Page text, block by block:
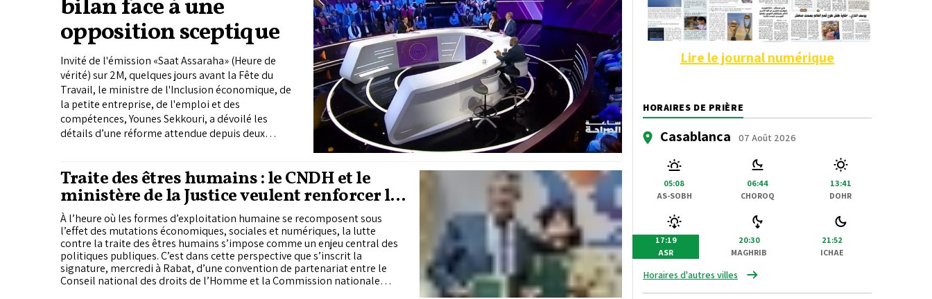
bilan face à une
opposition sceptique
Invité de l'émission «Saat Assaraha» (Heure de
vérité) sur 2M, quelques jours avant la Fête du
Travail, le ministre de l'Inclusion économique, de
la petite entreprise, de l'emploi et des
compétences, Younes Sekkouri, a dévoilé les
détails d’une réforme attendue depuis deux
avec l'opposition sur la crédibilité des chiffres de
l'emploi. Une sortie à forte résonance pré-
Traite des êtres humains : le CNDH et le
ministère de la Justice veulent renforcer la
protection des victimes
À l’heure où les formes d’exploitation humaine se recomposent sous
l’effet des mutations économiques, sociales et numériques, la lutte
contre la traite des êtres humains s’impose comme un enjeu central des
politiques publiques. C’est dans cette perspective que s’inscrit la
signature, mercredi à Rabat, d’une convention de partenariat entre le
Conseil national des droits de l’Homme et la Commission nationale
Lire le journal numérique
HORAIRES DE PRIÈRE
Casablanca 07 Août 2026
05:08
AS-SOBH
06:44
CHOROQ
13:41
DOHR
17:19
ASR
20:30
MAGHRIB
21:52
ICHAE
Horaires d'autres villes